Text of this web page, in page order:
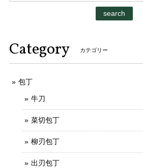
search
Category カテゴリー
包丁
牛刀
菜切包丁
柳刃包丁
出刃包丁